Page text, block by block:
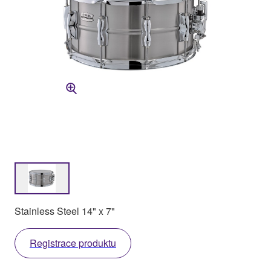
Stainless Steel 14" x 7"
Registrace produktu